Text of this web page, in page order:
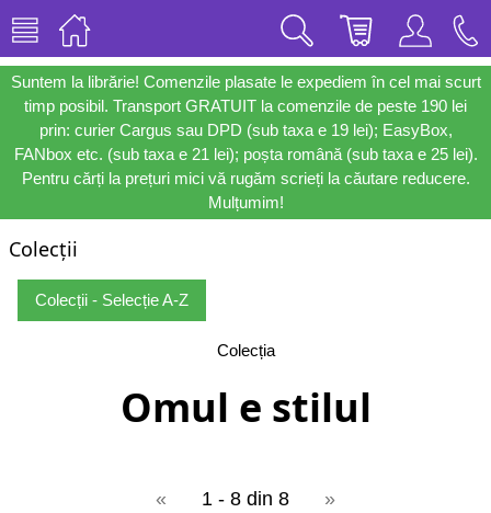
Suntem la librărie! Comenzile plasate le expediem în cel mai scurt
timp posibil. Transport GRATUIT la comenzile de peste 190 lei
prin: curier Cargus sau DPD (sub taxa e 19 lei); EasyBox,
FANbox etc. (sub taxa e 21 lei); poșta română (sub taxa e 25 lei).
Pentru cărți la prețuri mici vă rugăm scrieți la căutare reducere.
Mulțumim!
Colecții
Colecții - Selecție A-Z
Colecția
Omul e stilul
« 1 - 8 din 8 »